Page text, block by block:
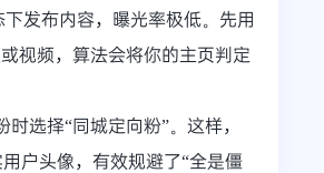
发布内容，曝光率极低。先用
视频，算法会将你的主页判定
选择“同城定向粉”。这样，
户头像，有效规避了“全是僵